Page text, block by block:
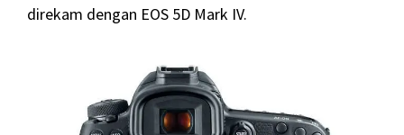
direkam dengan EOS 5D Mark IV.